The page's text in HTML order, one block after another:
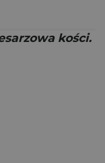
kości.